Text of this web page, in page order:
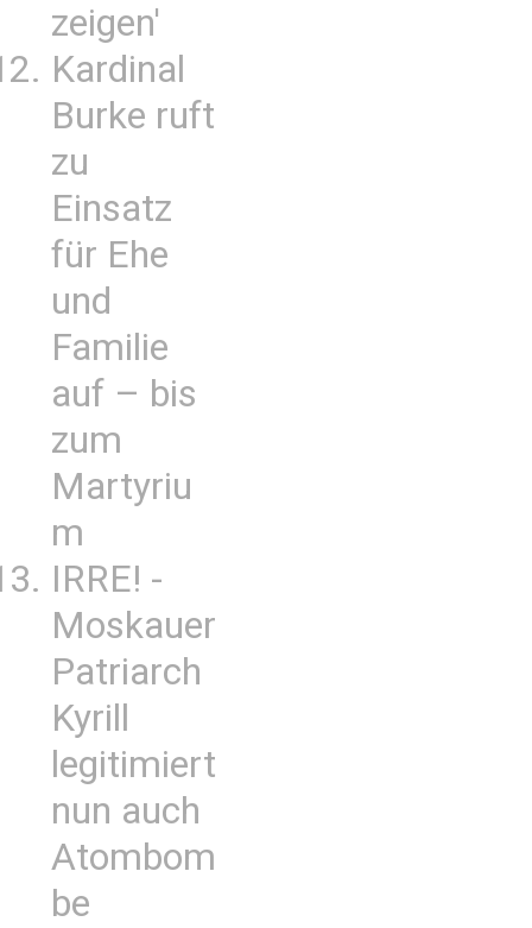
zeigen'
Kardinal
Burke ruft
zu
Einsatz
für Ehe
und
Familie
auf – bis
zum
Martyriu
m
IRRE! -
Moskauer
Patriarch
Kyrill
legitimiert
nun auch
Atombom
be